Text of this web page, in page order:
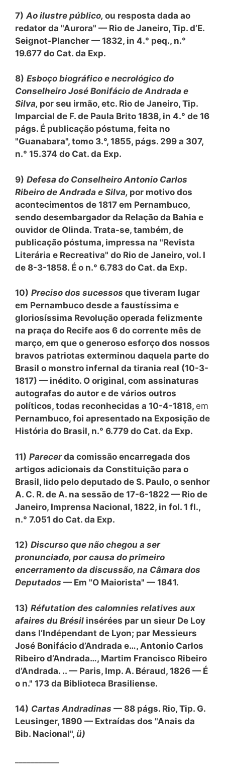
7) Ao ilustre público, ou resposta dada ao
redator da "Aurora" — Rio de Janeiro, Tip. d’E.
Seignot-Plancher — 1832, in 4.° peq., n.°
19.677 do Cat. da Exp.
8) Esboço biográfico e necrológico do
Conselheiro José Bonifácio de Andrada e
Silva, por seu irmão, etc. Rio de Janeiro, Tip.
Imparcial de F. de Paula Brito 1838, in 4.° de 16
págs. É publicação póstuma, feita no
"Guanabara", tomo 3.°, 1855, págs. 299 a 307,
n.° 15.374 do Cat. da Exp.
9) Defesa do Conselheiro Antonio Carlos
Ribeiro de Andrada e Silva, por motivo dos
acontecimentos de 1817 em Pernambuco,
sendo desembargador da Relação da Bahia e
ouvidor de Olinda. Trata-se, também, de
publicação póstuma, impressa na "Revista
Literária e Recreativa" do Rio de Janeiro, vol. I
de 8-3-1858. É o n.° 6.783 do Cat. da Exp.
10) Preciso dos sucessos que tiveram lugar
em Pernambuco desde a faustíssima e
gloriosíssima Revolução operada felizmente
na praça do Recife aos 6 do corrente mês de
março, em que o generoso esforço dos nossos
bravos patriotas exterminou daquela parte do
Brasil o monstro infernal da tirania real (10-3-
1817) — inédito. O original, com assinaturas
autografas do autor e de vários outros
políticos, todas reconhecidas a 10-4-1818, em
Pernambuco, foi apresentado na Exposição de
História do Brasil, n.° 6.779 do Cat. da Exp.
11) Parecerda comissão encarregada dos
artigos adicionais da Constituição para o
Brasil, lido pelo deputado de S. Paulo, o senhor
A. C. R. de A. na sessão de 17-6-1822 — Rio de
Janeiro, Imprensa Nacional, 1822, in fol. 1 fl.,
n.° 7.051 do Cat. da Exp.
12) Discurso que não chegou a ser
pronunciado, por causa do primeiro
encerramento da discussão, na Câmara dos
Deputados — Em "O Maiorista" — 1841.
13) Réfutation des calomnies relatives aux
afaires du Brésil insérées par un sieur De Loy
dans l’Indépendant de Lyon; par Messieurs
José Bonifácio d’Andrada e…, Antonio Carlos
Ribeiro d’Andrada…, Martim Francisco Ribeiro
d’Andrada. .. — Paris, Imp. A. Béraud, 1826 — É
o n." 173 da Biblioteca Brasiliense.
14) Cartas Andradinas — 88 págs. Rio, Tip. G.
Leusinger, 1890 — Extraídas dos "Anais da
Bib. Nacional", ü)